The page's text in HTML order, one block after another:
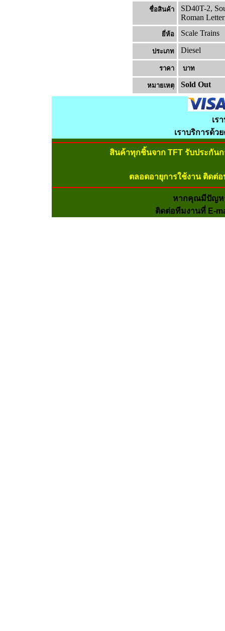
ชื่อสินค้า
SD40T-2,
Roman
ยี่ห้อ Scale Trains
ประเภท Diesel
ราคา บาท
หมายเหต Sold Out
เร
เราบริการด้ว
สินค้าทุกชิ้นจาก TFT รับประกัน
ตลอดอายุการใช้งาน ติดต่
หากคุณมีปัญห
ติดต่อทีมงานที่ E-